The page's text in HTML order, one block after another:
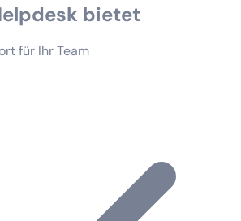
bietet
für Ihr Team